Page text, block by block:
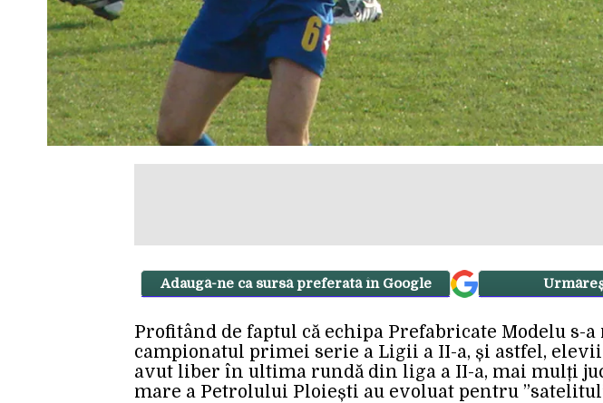
Adaugă-ne ca sursă preferată în Google
Profitând de faptul că echipa Prefabricate Modelu s-
campionatul primei serie a Ligii a II-a, și astfel,
avut liber în ultima rundă din liga a II-a, mai mulți
mare a Petrolului Ploiești au evoluat pentru